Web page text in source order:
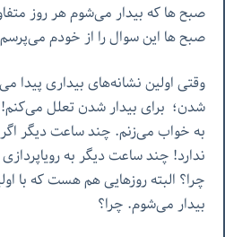
صبح ها که بیدار می‌شوم هر روز
صبح ها این سوال را از خودم
وقتی اولین نشانه‌های بیداری پیدا
شدن؛ برای بیدار شدن تعلل می‌کنم!
به خواب می‌زنم. چند ساعت دیگر
ندارد! چند ساعت دیگر به
چرا؟ البته روزهایی هم هست که با
بیدار می‌شوم. چرا؟